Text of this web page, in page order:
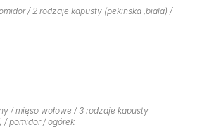
/ 2 rodzaje kapusty (pekinska ,biala) /
/ mięso wołowe / 3 rodzaje kapusty
/ pomidor / ogórek